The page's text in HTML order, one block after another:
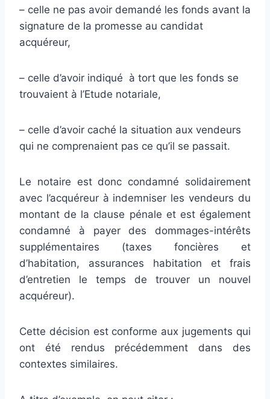
– celle ne pas avoir demandé les fonds avant la
signature de la promesse au candidat
acquéreur,
– celle d’avoir indiqué à tort que les fonds se
trouvaient à l’Etude notariale,
– celle d’avoir caché la situation aux vendeurs
qui ne comprenaient pas ce qu’il se passait.
Le notaire est donc condamné solidairement
avec l’acquéreur à indemniser les vendeurs du
montant de la clause pénale et est également
condamné à payer des dommages-intérêts
supplémentaires (taxes foncières et
d’habitation, assurances habitation et frais
d’entretien le temps de trouver un nouvel
acquéreur).
Cette décision est conforme aux jugements qui
ont été rendus précédemment dans des
contextes similaires.